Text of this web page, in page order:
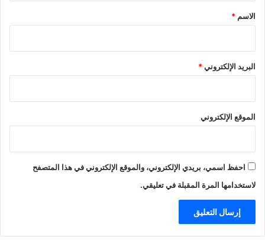
*
الاسم *
البريد الإلكتروني*
الموقع الإلكتروني
احفظ اسمي، بريدي الإلكتروني، والموقع الإلكتروني في هذا المتصفح
لاستخدامها المرة المقبلة في تعليقي.